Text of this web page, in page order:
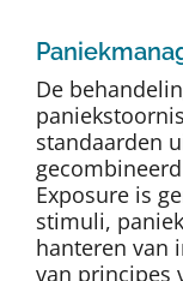
De
standaarden
Exposure is
stimuli,
hanteren van
van principes